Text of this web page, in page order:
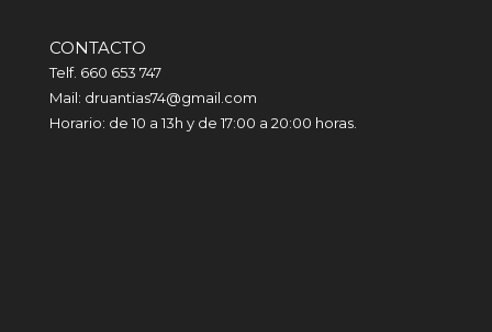
CONTACTO
Telf. 660 653 747
Mail: druantias74@gmail.com
Horario: de 10 a 13h y de 17:00 a 20:00 horas.